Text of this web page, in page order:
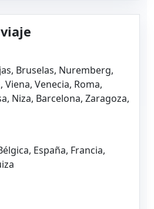
Bruselas, Nuremberg,
Venecia, Roma,
Niza, Barcelona, Zaragoza,
España, Francia,